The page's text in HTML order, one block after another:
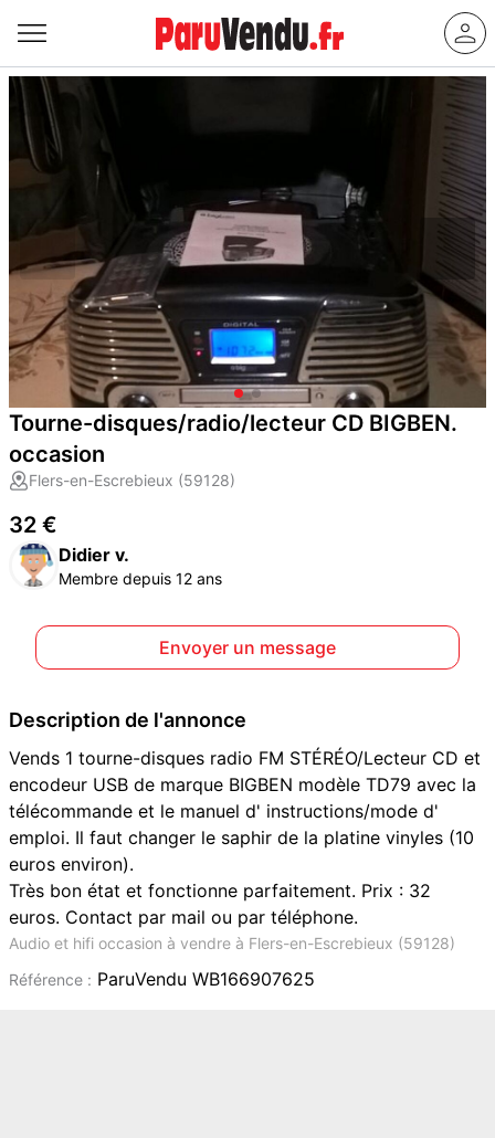
Tourne-disques/radio/lecteur CD BIGBEN.
occasion
Flers-en-Escrebieux (59128)
32 €
Didier v.
Membre depuis 12 ans
Envoyer un message
Description de l'annonce
Vends 1 tourne-disques radio FM STÉRÉO/Lecteur CD et
encodeur USB de marque BIGBEN modèle TD79 avec la
télécommande et le manuel d' instructions/mode d'
emploi. Il faut changer le saphir de la platine vinyles (10
euros environ).
Très bon état et fonctionne parfaitement. Prix : 32
euros. Contact par mail ou par téléphone.
Audio et hifi occasion à vendre à Flers-en-Escrebieux (59128)
Référence : ParuVendu WB166907625